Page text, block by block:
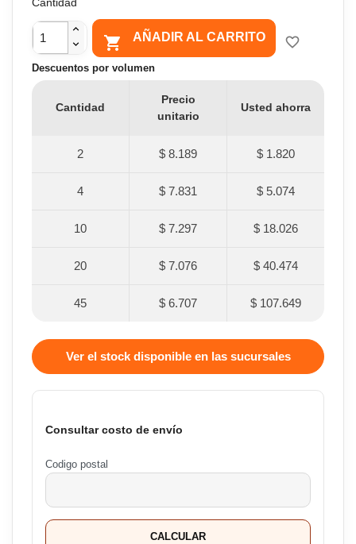
 AÑADIR AL CARRITO favorite_border
Descuentos por volumen
Cantidad
Precio
unitario
Usted ahorra
2 $ 8.189 $ 1.820
4 $ 7.831 $ 5.074
10 $ 7.297 $ 18.026
20 $ 7.076 $ 40.474
45 $ 6.707 $ 107.649
Ver el stock disponible en las sucursales
Consultar costo de envío
Codigo postal
CALCULAR